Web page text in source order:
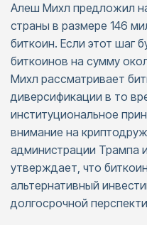
Алеш Михл предложил
страны в размере 146
биткоин. Если этот шаг
биткоинов на сумму
Михл рассматривает
диверсификации в то
институциональное
внимание на
администрации Трампа
утверждает, что
альтернативный
долгосрочной